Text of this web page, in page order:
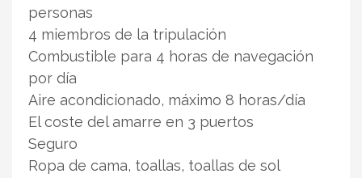
personas
4 miembros de la tripulación
Combustible para 4 horas de navegación
por día
Aire acondicionado, máximo 8 horas/día
El coste del amarre en 3 puertos
Seguro
Ropa de cama, toallas, toallas de sol